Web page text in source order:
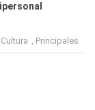
Cultura , Principales